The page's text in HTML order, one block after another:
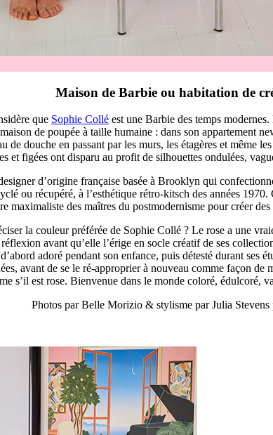
Maison de Barbie ou habitation de
que Sophie Collé est une Barbie des temps
de poupée à taille humaine : dans son appartement
de douche en passant par les murs, les étagères et même
et figées ont disparu au profit de silhouettes ondulées,
d’origine française basée à Brooklyn qui
ou récupéré, à l’esthétique rétro-kitsch des années
maximaliste des maîtres du postmodernisme pour créer
la couleur préférée de Sophie Collé ? Le rose a une
avant qu’elle l’érige en socle créatif de ses
adoré pendant son enfance, puis détesté durant ses
avant de se le ré-approprier à nouveau comme façon de
s’il est rose. Bienvenue dans le monde coloré, édulcoré,
Photos par Belle Morizio & stylisme par Julia